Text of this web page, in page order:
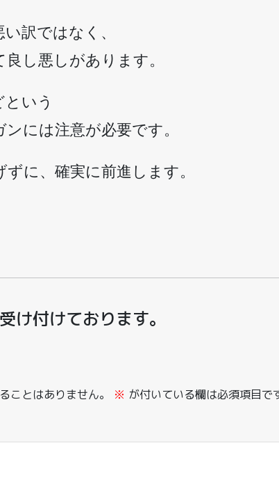
訳ではなく、
し悪しがあります。
いう
には注意が必要です。
に、確実に前進します。
け付けております。
ことはありません。 ※ が付いている欄は必須項目で